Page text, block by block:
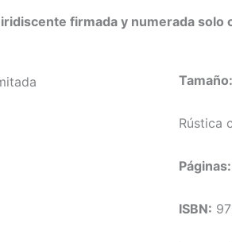
iridiscente firmada y numerada solo
Tamaño:
Rústica
Páginas:
ISBN: